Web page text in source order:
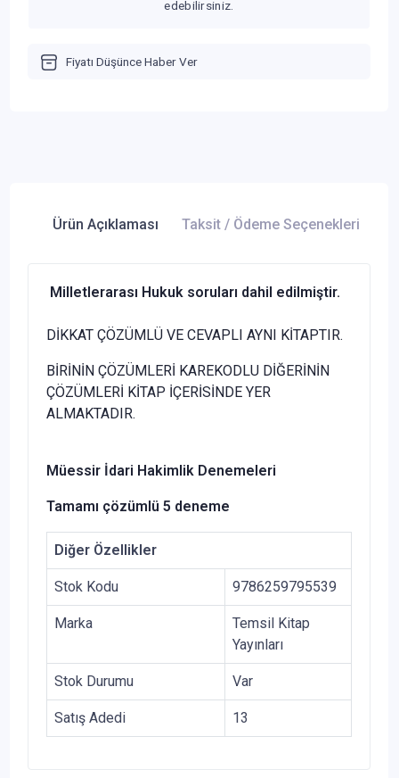
edebilirsiniz.
Fiyatı Düşünce Haber Ver
Ürün Açıklaması Taksit / Ödeme Seçenekleri
Milletlerarası Hukuk soruları dahil edilmiştir.
DİKKAT ÇÖZÜMLÜ VE CEVAPLI AYNI KİTAPTIR.
BİRİNİN ÇÖZÜMLERİ KAREKODLU DİĞERİNİN
ÇÖZÜMLERİ KİTAP İÇERİSİNDE YER
ALMAKTADIR.
Müessir İdari Hakimlik Denemeleri
Tamamı çözümlü 5 deneme
Diğer Özellikler
Stok Kodu 9786259795539
Marka
Temsil Kitap
Yayınları
Stok Durumu Var
Satış Adedi 13